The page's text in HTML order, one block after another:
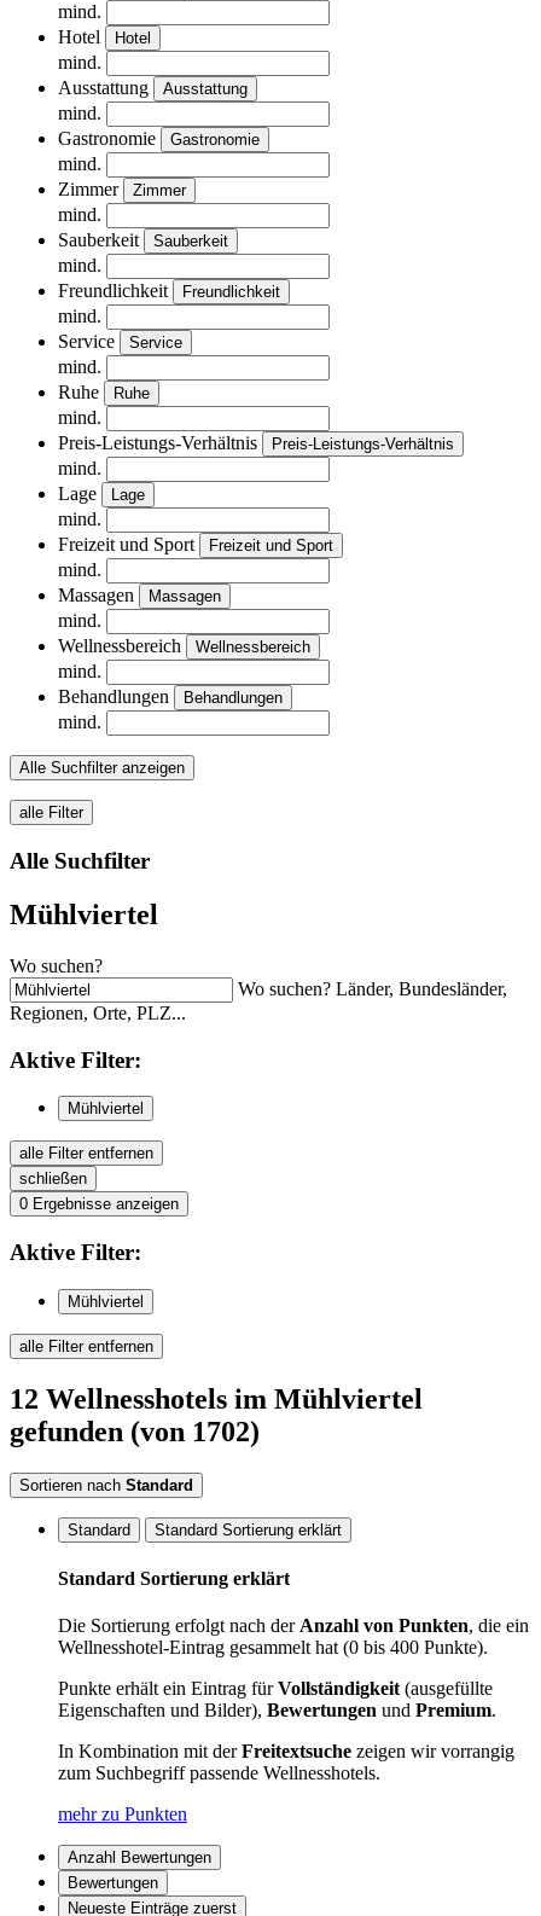
mind.
Hotel
Hotel
mind.
Ausstattung
Ausstattung
mind.
Gastronomie
Gastronomie
mind.
Zimmer
Zimmer
mind.
Sauberkeit
Sauberkeit
mind.
Freundlichkeit
Freundlichkeit
mind.
Service
Service
mind.
Ruhe
Ruhe
mind.
Preis-Leistungs-Verhältnis
Preis-Leistungs-Verhältnis
mind.
Lage
Lage
mind.
Freizeit und Sport
Freizeit und Sport
mind.
Massagen
Massagen
mind.
Wellnessbereich
Wellnessbereich
mind.
Behandlungen
Behandlungen
mind.
Alle Suchfilter anzeigen
alle Filter
Alle Suchfilter
Mühlviertel
Wo suchen?
Wo suchen? Länder, Bundesländer,
Regionen, Orte, PLZ...
Aktive Filter:
Mühlviertel
alle Filter entfernen
schließen
0 Ergebnisse anzeigen
Aktive Filter:
Mühlviertel
alle Filter entfernen
12 Wellnesshotels im Mühlviertel
gefunden (von 1702)
Sortieren nach Standard
Standard Standard Sortierung erklärt
Standard Sortierung erklärt
Die Sortierung erfolgt nach der Anzahl von Punkten, die ein
Wellnesshotel-Eintrag gesammelt hat (0 bis 400 Punkte).
Punkte erhält ein Eintrag fürVollständigkeit (ausgefüllte
Eigenschaften und Bilder), Bewertungen und Premium.
In Kombination mit derFreitextsuche zeigen wir vorrangig
zum Suchbegriff passende Wellnesshotels.
mehr zu Punkten
Anzahl Bewertungen
Bewertungen
Neueste Einträge zuerst